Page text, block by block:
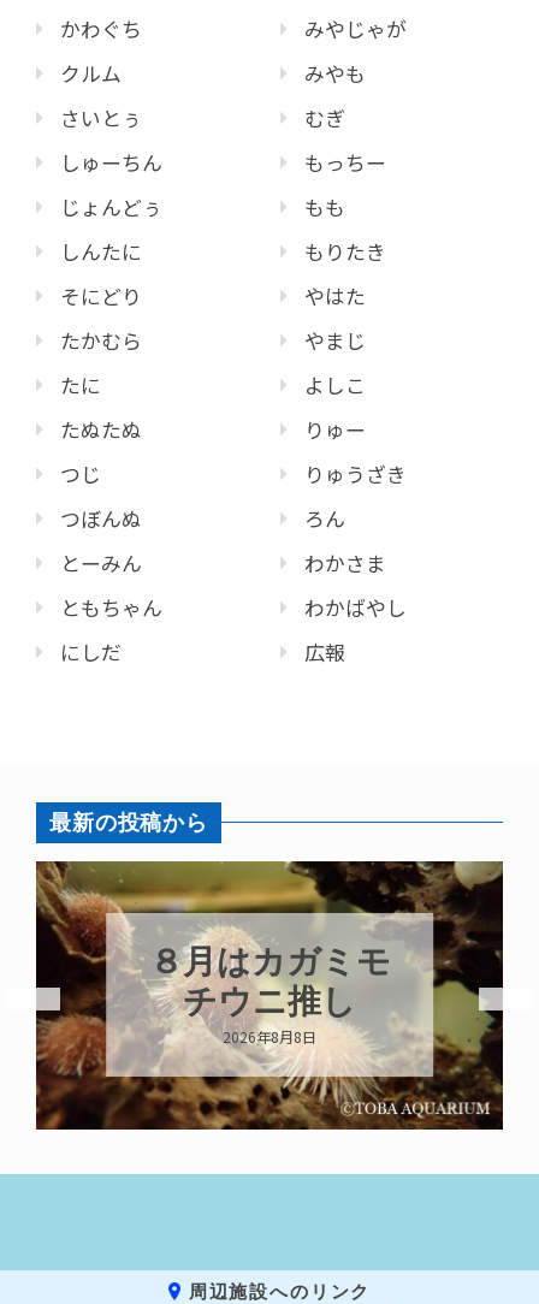
かわぐち
クルム
さいとぅ
しゅーちん
じょんどぅ
しんたに
そにどり
たかむら
たに
たぬたぬ
つじ
つぼんぬ
とーみん
ともちゃん
にしだ
みやじゃが
みやも
むぎ
もっちー
もも
もりたき
やはた
やまじ
よしこ
りゅー
りゅうざき
ろん
わかさま
わかばやし
広報
最新の投稿から
新発売！いちこ
キーホルダー
2026年8月8日
周辺施設へのリンク